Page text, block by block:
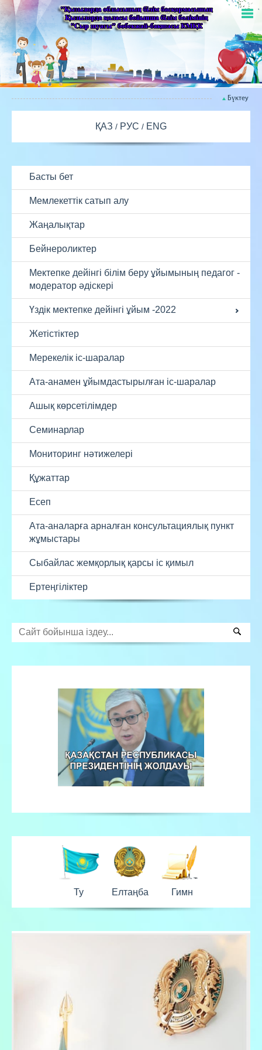
Бүктеу
ҚАЗ РУС ENG
Басты бет
Мемлекеттік сатып алу
Жаңалықтар
Бейнероликтер
Мектепке дейінгі білім беру ұйымының педагог -
модератор әдіскері
Үздік мектепке дейінгі ұйым -2022
Жетістіктер
Мерекелік іс-шаралар
Ата-анамен ұйымдастырылған іс-шаралар
Ашық көрсетілімдер
Семинарлар
Мониторинг нәтижелері
Құжаттар
Есеп
Ата-аналарға арналған консультациялық пункт
жұмыстары
Сыбайлас жемқорлық қарсы іс қимыл
Ертеңгіліктер
Ту Елтаңба Гимн